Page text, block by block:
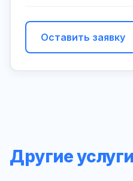
Оставить заявку
Другие